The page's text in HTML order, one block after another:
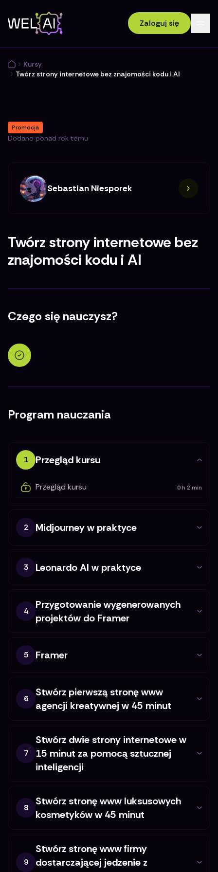
Zaloguj się
Kursy
Twórz strony internetowe bez znajomości kodu i AI
Promocja
Dodano ponad rok temu
Sebastian Niesporek
Twórz strony internetowe bez
znajomości kodu i AI
Czego się nauczysz?
Program nauczania
1 Przegląd kursu
Przegląd kursu 0 h 2 min
2 Midjourney w praktyce
3 Leonardo AI w praktyce
4
Przygotowanie wygenerowanych
projektów do Framer
5 Framer
6
Stwórz pierwszą stronę www
agencji kreatywnej w 45 minut
7
Stwórz dwie strony internetowe w
15 minut za pomocą sztucznej
inteligencji
8
Stwórz stronę www luksusowych
kosmetyków w 45 minut
9
Stwórz stronę www firmy
dostarczającej jedzenie z